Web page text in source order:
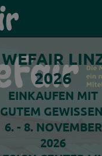
WEFAIR
2026
EINKAUFEN MIT
GUTEM
6. - 8. NOVEMBER
2026